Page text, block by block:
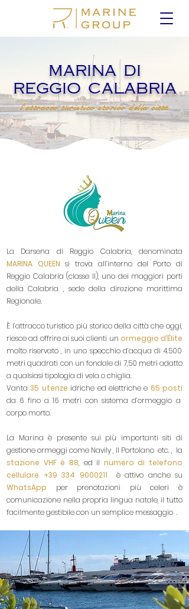
marina di
reggio calabria
l'attracco turistico storico della città
La Darsena di Reggio Calabria, denominata
MARINA QUEEN si trova all’interno del Porto di
Reggio Calabria (classe II), uno dei maggiori porti
della Calabria , sede della direzione marittima
Regionale.
È l’attracco turistico più storico della città che oggi,
riesce ad offrire ai suoi clienti un ormeggio d’Élite
molto riservato , in uno specchio d’acqua di 4.500
metri quadrati con un fondale di 7,50 metri adatto
a qualsiasi tipologia di vela o chiglia.
Vanta 35 utenzeidriche ed elettriche e 65 posti
da 6 fino a 16 metri con sistema d’ormeggio a
corpo morto.
La Marina è presente sui più importanti siti di
gestione ormeggi come Navily , Il Portolano etc. , la
stazione VHF è 88, ed il numero di telefono
cellulare +39 334 9000211
è attivo anche su
WhatsApp per prenotazioni più celeri è
comunicazione nella propria lingua natale, il tutto
facilmente gestibile con un semplice messaggio .